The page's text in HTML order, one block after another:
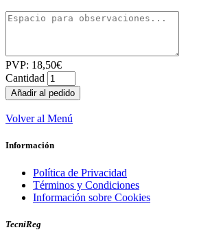
PVP: 18,50€
Cantidad
Volver al Menú
Información
Política de Privacidad
Términos y Condiciones
Información sobre Cookies
TecniReg